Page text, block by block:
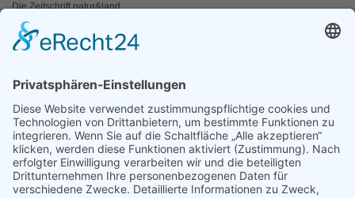
Die Zeitschrift natur&land
Archiv
Mediadaten
Fotos und Logos
Presseaussendungen
Presse
Presseinformationen abonnieren
ÜBER UNS